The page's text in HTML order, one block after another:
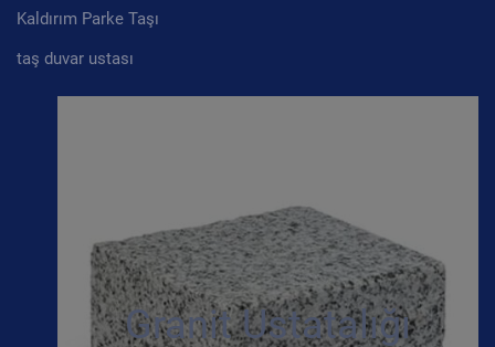
Kaldırım Parke Taşı
taş duvar ustası
Granit Ustatalığı